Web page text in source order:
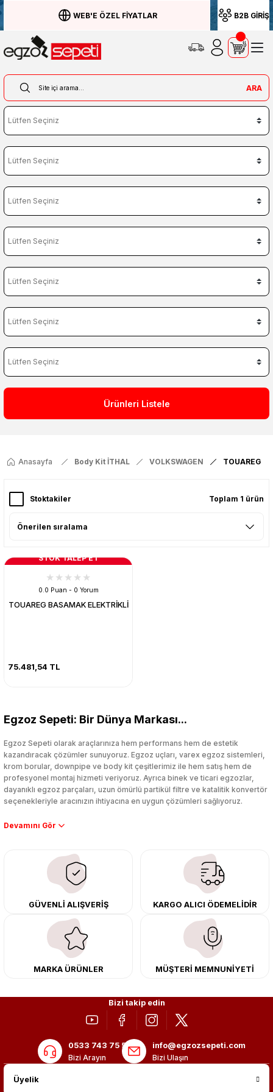
WEB'E ÖZEL FİYATLAR B2B GİRİŞ
ARA
Ürünleri Listele
Anasayfa Body Kit İTHAL VOLKSWAGEN TOUAREG
Stoktakiler Toplam 1 ürün
STOK TALEP ET
0.0 Puan - 0 Yorum
TOUAREG BASAMAK ELEKTRİKLİ
75.481,54 TL
Egzoz Sepeti: Bir Dünya Markası...
Egzoz Sepeti olarak araçlarınıza hem performans hem de estetik
kazandıracak çözümler sunuyoruz. Egzoz uçları, varex egzoz sistemleri,
krom borular, downpipe ve body kit çeşitlerimiz ile hem satış hem de
profesyonel montaj hizmeti veriyoruz. Ayrıca binek ve ticari egzozlar,
dayanıklı egzoz parçaları, uzun ömürlü partikül filtre ve katalitik konvertör
seçenekleriyle aracınızın ihtiyacına en uygun çözümleri sağlıyoruz.
Performans artışı isteyen sürücüler için özel performans egzozları ve
çıkma orijinal ürünler ile yenileyebilir, body kit uygulamalarıyla aracınızın
tasarımını ve aerodinamisini üst seviyeye taşıyabilirsiniz.
Tüm ürünlerimiz orijinal, dayanıklı ve uzun ömürlüdür. İstanbul’daki montaj
merkezimizde profesyonel montaj yapıyor, Türkiye’nin her yerine güvenli
kargo ile teslimat gerçekleştiriyoruz. Aracınıza değer katmak için doğru
adres: Egzoz Sepeti.
GÜVENLİ ALIŞVERİŞ KARGO ALICI ÖDEMELİDİR
MARKA ÜRÜNLER MÜŞTERİ MEMNUNİYETİ
Bizi takip edin
0533 743 75 56
Bizi Arayın
info@egzozsepeti.com
Bizi Ulaşın
Üyelik